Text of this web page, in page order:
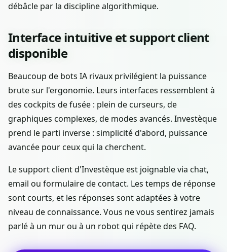
débâcle par la discipline algorithmique.
Interface intuitive et support client
disponible
Beaucoup de bots IA rivaux privilégient la puissance
brute sur l'ergonomie. Leurs interfaces ressemblent à
des cockpits de fusée : plein de curseurs, de
graphiques complexes, de modes avancés. Investèque
prend le parti inverse : simplicité d'abord, puissance
avancée pour ceux qui la cherchent.
Le support client d'Investèque est joignable via chat,
email ou formulaire de contact. Les temps de réponse
sont courts, et les réponses sont adaptées à votre
niveau de connaissance. Vous ne vous sentirez jamais
parlé à un mur ou à un robot qui répète des FAQ.